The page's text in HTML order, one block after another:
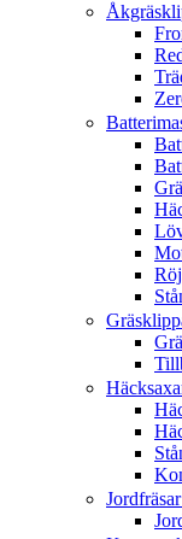
Jordfräsar